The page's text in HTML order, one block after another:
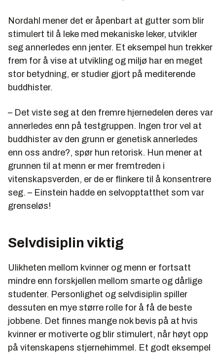
Nordahl mener det er åpenbart at gutter som blir
stimulert til å leke med mekaniske leker, utvikler
seg annerledes enn jenter. Et eksempel hun trekker
frem for å vise at utvikling og miljø har en meget
stor betydning, er studier gjort på mediterende
buddhister.
– Det viste seg at den fremre hjernedelen deres var
annerledes enn på testgruppen. Ingen tror vel at
buddhister av den grunn er genetisk annerledes
enn oss andre?, spør hun retorisk. Hun mener at
grunnen til at menn er mer fremtreden i
vitenskapsverden, er de er flinkere til å konsentrere
seg. – Einstein hadde en selvopptatthet som var
grenseløs!
Selvdisiplin viktig
Ulikheten mellom kvinner og menn er fortsatt
mindre enn forskjellen mellom smarte og dårlige
studenter. Personlighet og selvdisiplin spiller
dessuten en mye større rolle for å få de beste
jobbene. Det finnes mange nok bevis på at hvis
kvinner er motiverte og blir stimulert, når høyt opp
på vitenskapens stjernehimmel. Et godt eksempel